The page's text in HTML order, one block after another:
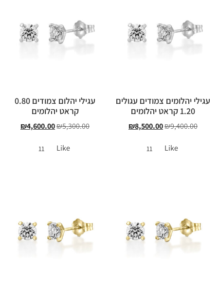
עגילי יהלומים צמודים עגולים
1.20 קראט יהלומים
₪9,400.00
₪8,500.00
Like
11
עגילי יהלום צמודים 0.80
קראט יהלומים
₪5,300.00
₪4,600.00
Like
11